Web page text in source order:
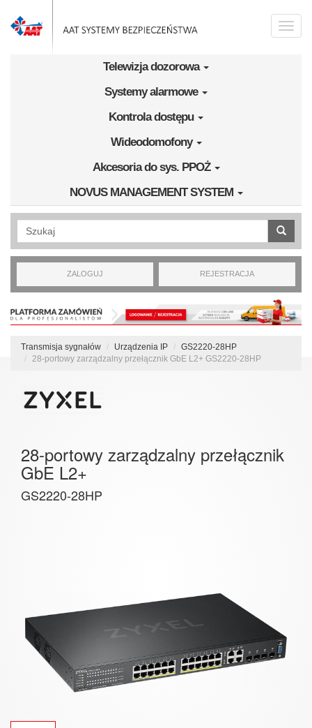
Toggle
Telewizja dozorowa
Systemy alarmowe
Kontrola dostępu
Wideodomofony
Akcesoria do sys. PPOŻ
NOVUS MANAGEMENT SYSTEM
Wyszukiwanie pełnotekstowe
ZALOGUJ REJESTRACJA
Transmisja sygnałów Urządzenia IP
GS2220-28HP
28-portowy zarządzalny przełącznik GbE L2+ GS2220-28HP
28-portowy zarządzalny przełącznik
GbE L2+
GS2220-28HP